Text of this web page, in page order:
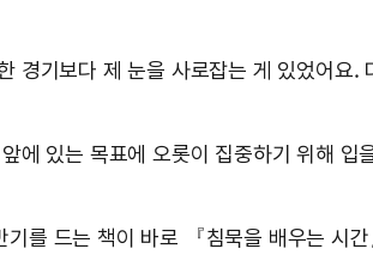
기보다 제 눈을 사로잡는 게 있었어요.
에 있는 목표에 오롯이 집중하기 위해 입
를 드는 책이 바로 『침묵을 배우는 시